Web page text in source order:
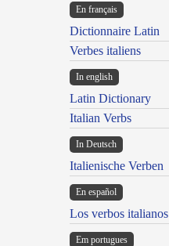
En français
Dictionnaire Latin
Verbes italiens
In english
Latin Dictionary
Italian Verbs
In Deutsch
Italienische Verben
En español
Los verbos italianos
Em portugues